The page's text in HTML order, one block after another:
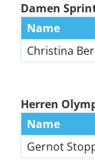
Damen
Name
Christina
Herren
Name
Gernot